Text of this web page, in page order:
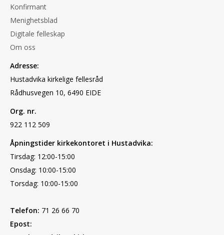
Konfirmant
Menighetsblad
Digitale felleskap
Om oss
Adresse:
Hustadvika kirkelige fellesråd
Rådhusvegen 10, 6490 EIDE
Org. nr.
922 112 509
Åpningstider kirkekontoret i Hustadvika:
Tirsdag: 12:00-15:00
Onsdag: 10:00-15:00
Torsdag: 10:00-15:00
Telefon: 71 26 66 70
Epost: